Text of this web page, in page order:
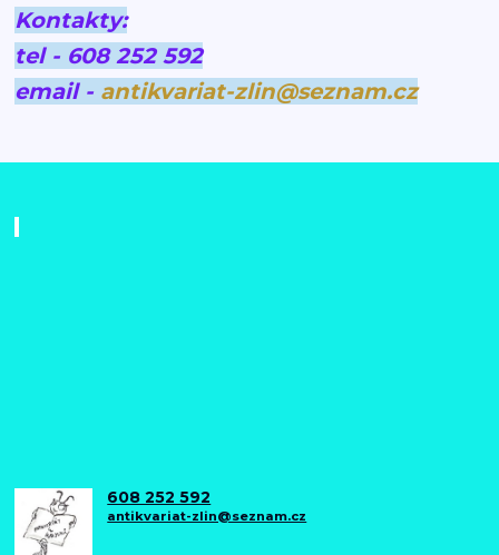
Kontakty:
tel - 608 252 592
email - antikvariat-zlin@seznam.cz
608 252 592
antikvariat-zlin@seznam.cz